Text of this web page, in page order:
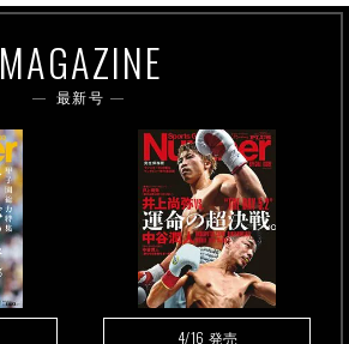
MAGAZINE
最新号
4/16 発売